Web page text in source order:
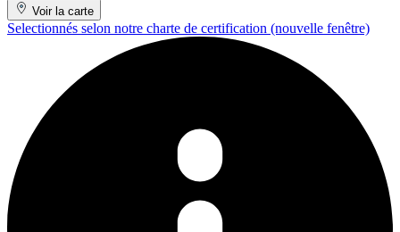
Voir la carte
Selectionnés selon notre charte de certification (nouvelle fenêtre)